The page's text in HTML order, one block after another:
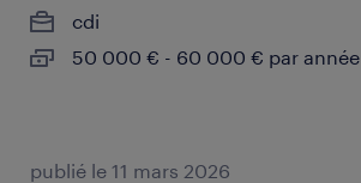
cdi
50 000 € - 60 000 € par année
publié le 11 mars 2026